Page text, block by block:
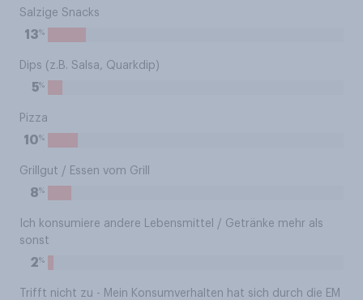
Salzige Snacks
13%
Dips (z.B. Salsa, Quarkdip)
5%
Pizza
10%
Grillgut / Essen vom Grill
8%
Ich konsumiere andere Lebensmittel / Getränke mehr als
sonst
2%
Trifft nicht zu - Mein Konsumverhalten hat sich durch die EM